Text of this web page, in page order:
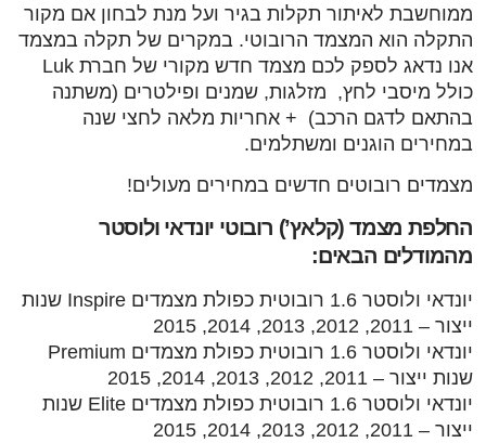
ממוחשבת לאיתור תקלות בגיר ועל מנת לבחון אם מקור
התקלה הוא המצמד הרובוטי. במקרים של תקלה במצמד
אנו נדאג לספק לכם מצמד חדש מקורי של חברת Luk
כולל מיסבי לחץ, מזלגות, שמנים ופילטרים (משתנה
בהתאם לדגם הרכב) + אחריות מלאה לחצי שנה
במחירים הוגנים ומשתלמים.
מצמדים רובוטים חדשים במחירים מעולים!
החלפת מצמד (קלאץ’) רובוטי יונדאי ולוסטר
מהמודלים הבאים:
יונדאי ולוסטר 1.6 רובוטית כפולת מצמדים Inspire שנות
ייצור – 2011, 2012, 2013, 2014, 2015
יונדאי ולוסטר 1.6 רובוטית כפולת מצמדים Premium
שנות ייצור – 2011, 2012, 2013, 2014, 2015
יונדאי ולוסטר 1.6 רובוטית כפולת מצמדים Elite שנות
ייצור – 2011, 2012, 2013, 2014, 2015